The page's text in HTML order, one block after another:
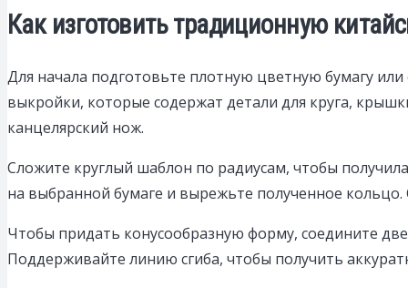
Как изготовить традиционную
Для начала подготовьте плотную цветную бумагу
выкройки, которые содержат детали для круга,
канцелярский нож.
Сложите круглый шаблон по радиусам, чтобы
на выбранной бумаге и вырежьте полученное
Чтобы придать конусообразную форму, соедините
Поддерживайте линию сгиба, чтобы получить